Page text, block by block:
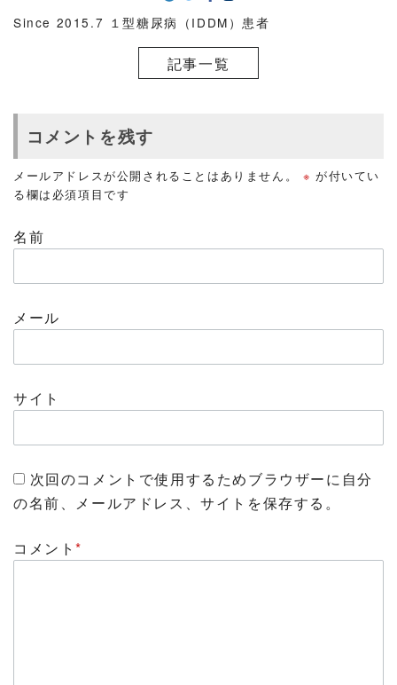
Since 2015.7 １型糖尿病（IDDM）患者
記事一覧
コメントを残す
メールアドレスが公開されることはありません。 ※ が付いてい
る欄は必須項目です
名前
メール
サイト
次回のコメントで使用するためブラウザーに自分
の名前、メールアドレス、サイトを保存する。
コメント*